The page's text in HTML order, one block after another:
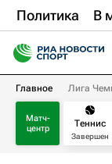
Политика В
Главное Лига
Матч-
центр
Теннис
Завершен